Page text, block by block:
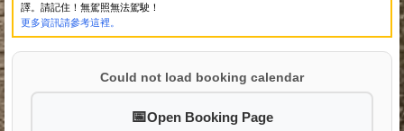
譯。請記住！無駕照無法駕駛！
更多資訊請參考這裡。
Could not load booking calendar
Open Booking Page